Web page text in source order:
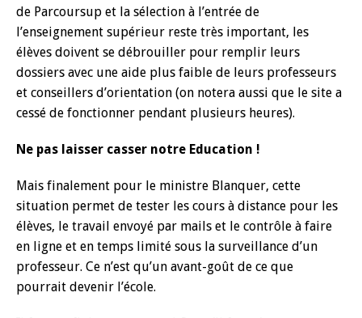
de Parcoursup et la sélection à l’entrée de
l’enseignement supérieur reste très important, les
élèves doivent se débrouiller pour remplir leurs
dossiers avec une aide plus faible de leurs professeurs
et conseillers d’orientation (on notera aussi que le site a
cessé de fonctionner pendant plusieurs heures).
Ne pas laisser casser notre Education !
Mais finalement pour le ministre Blanquer, cette
situation permet de tester les cours à distance pour les
élèves, le travail envoyé par mails et le contrôle à faire
en ligne et en temps limité sous la surveillance d’un
professeur. Ce n’est qu’un avant-goût de ce que
pourrait devenir l’école.